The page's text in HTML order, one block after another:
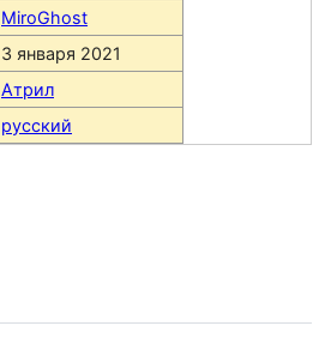
MiroGhost
3 января 2021
Атрил
русский